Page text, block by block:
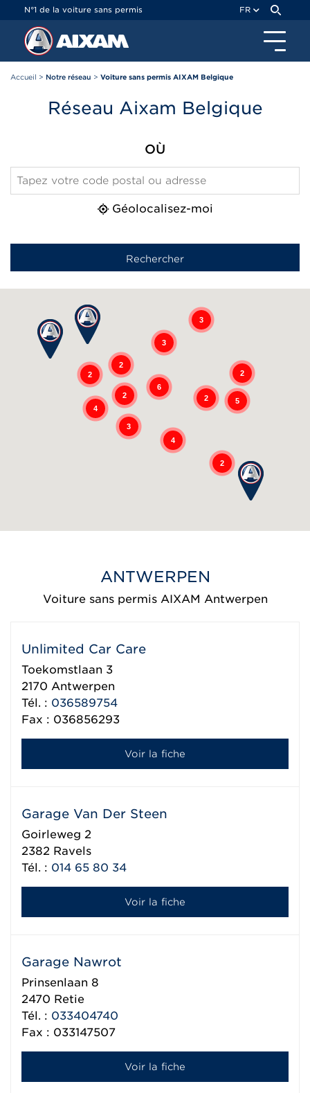
N°1 de la voiture sans permis FR
Accueil > Notre réseau > Voiture sans permis AIXAM Belgique
Réseau Aixam Belgique
OÙ
Géolocalisez-moi
6
3
3
2
5
2
4
2
3
4
2
2
2
ANTWERPEN
Voiture sans permis AIXAM Antwerpen
Unlimited Car Care
Toekomstlaan 3
2170 Antwerpen
Tél. : 036589754
Fax : 036856293
Voir la fiche
Garage Van Der Steen
Goirleweg 2
2382 Ravels
Tél. : 014 65 80 34
Voir la fiche
Garage Nawrot
Prinsenlaan 8
2470 Retie
Tél. : 033404740
Fax : 033147507
Voir la fiche
Panneau de gestion des cookies